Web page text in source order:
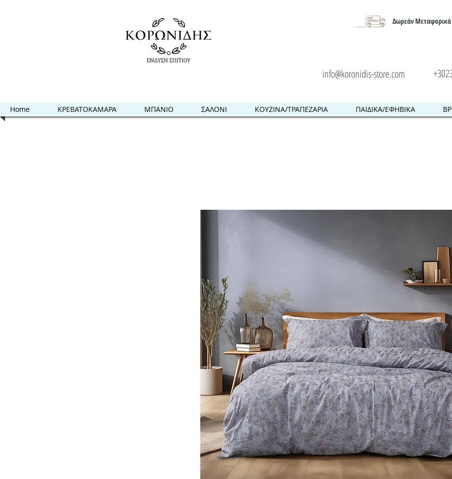
Δωρεάν Μεταφορικά
info@koronidis-store.com
Home ΚΡΕΒΑΤΟΚΑΜΑΡΑ ΜΠΑΝΙΟ ΣΑΛΟΝΙ ΚΟΥΖΙΝΑ/ΤΡΑΠΕΖΑΡΙΑ ΠΑΙΔΙΚΑ/ΕΦΗΒΙΚΑ